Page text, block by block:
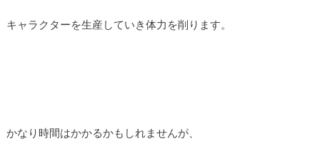
キャラクターを生産していき体力を削ります。
かなり時間はかかるかもしれませんが、